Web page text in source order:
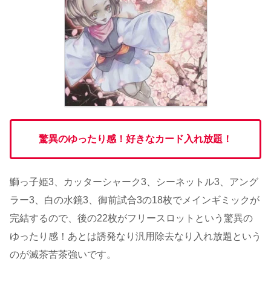
驚異のゆったり感！好きなカード入れ放題！
鰤っ子姫3、カッターシャーク3、シーネットル3、アング
ラー3、白の水鏡3、御前試合3の18枚でメインギミックが
完結するので、後の22枚がフリースロットという驚異の
ゆったり感！あとは誘発なり汎用除去なり入れ放題という
のが滅茶苦茶強いです。